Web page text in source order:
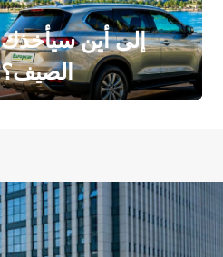
إلى أين سيأخذك
الصيف؟